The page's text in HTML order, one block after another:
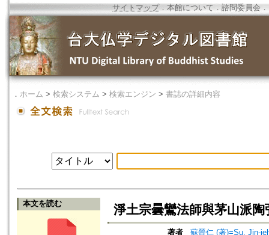
サイトマップ．本館について ． 諮問委員会 ．
． ホーム > 検索システム > 検索エンジン > 書誌の詳細内容
本文を読む 淨土宗曇鸞法師與茅山派陶
著者
蘇晉仁 (著)=Su, Jin-